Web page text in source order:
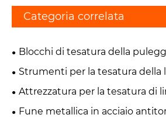
Categoria correlata
Blocchi di tesatura della
Strumenti per la tesatura della
trasmissione
Attrezzatura per la tesatura di
Fune metallica in acciaio